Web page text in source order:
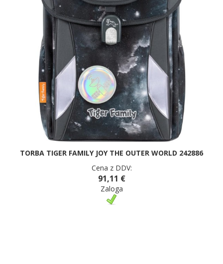
TORBA TIGER FAMILY JOY THE OUTER WORLD 242886
Cena z DDV:
91,11 €
Zaloga